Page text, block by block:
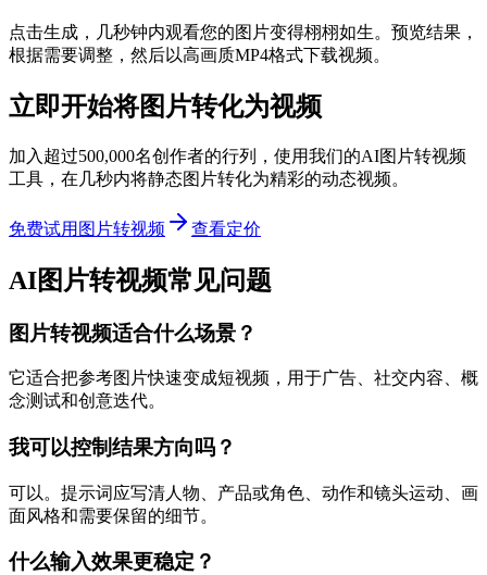
点击生成，几秒钟内观看您的图片变得栩栩如生。预览结果，
根据需要调整，然后以高画质MP4格式下载视频。
立即开始将图片转化为视频
加入超过500,000名创作者的行列，使用我们的AI图片转视频
工具，在几秒内将静态图片转化为精彩的动态视频。
免费试用图片转视频 查看定价
AI图片转视频常见问题
图片转视频适合什么场景？
它适合把参考图片快速变成短视频，用于广告、社交内容、概
念测试和创意迭代。
我可以控制结果方向吗？
可以。提示词应写清人物、产品或角色、动作和镜头运动、画
面风格和需要保留的细节。
什么输入效果更稳定？